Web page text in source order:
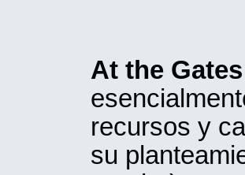
At the
recursos y
su